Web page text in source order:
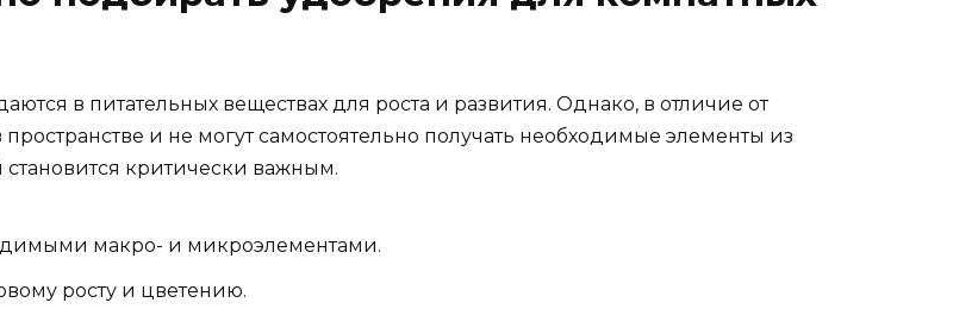
в питательных веществах для роста и развития. Однако, в отличие от
и не могут самостоятельно получать необходимые элементы из
критически важным.
макро- и микроэлементами.
росту и цветению.